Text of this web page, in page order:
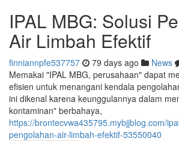
IPAL MBG: Solusi
Air Limbah Efektif
finniannpfe537757 79 days ago News
Memakai "IPAL MBG, perusahaan" dapat
efisien untuk menangani kendala
ini dikenal karena keunggulannya dalam
kontaminan" berbahaya,
https://brontecvwa435795.mybjjblog.com/
pengolahan-air-limbah-efektif-53550040